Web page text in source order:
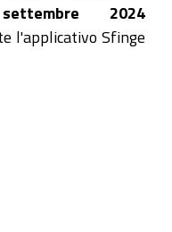
2024
l'applicativo Sfinge